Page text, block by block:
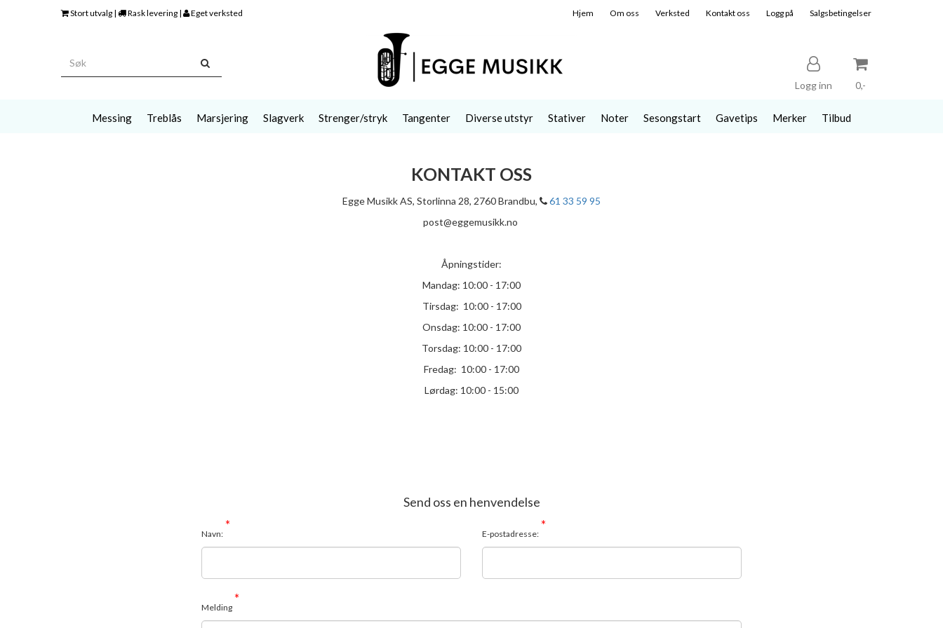
Stort utvalg | Rask levering | Eget verksted Hjem Om oss Verksted Kontakt oss Logg på Salgsbetingelser
Logg inn 0,-
Messing Treblås Marsjering Slagverk Strenger/stryk Tangenter Diverse utstyr Stativer Noter Sesongstart Gavetips Merker Tilbud
KONTAKT OSS
Egge Musikk AS, Storlinna 28, 2760 Brandbu,
61 33 59 95
post@eggemusikk.no
Åpningstider:
Mandag: 10:00 - 17:00
Tirsdag: 10:00 - 17:00
Onsdag: 10:00 - 17:00
Torsdag: 10:00 - 17:00
Fredag: 10:00 - 17:00
Lørdag: 10:00 - 15:00
Send oss en henvendelse
Navn:
*
E-postadresse:
*
Melding
*